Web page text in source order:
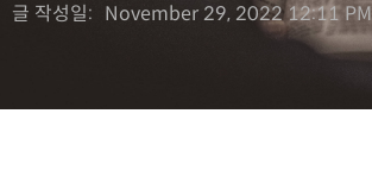
글 작성일: November 29, 2022 12:11 PM